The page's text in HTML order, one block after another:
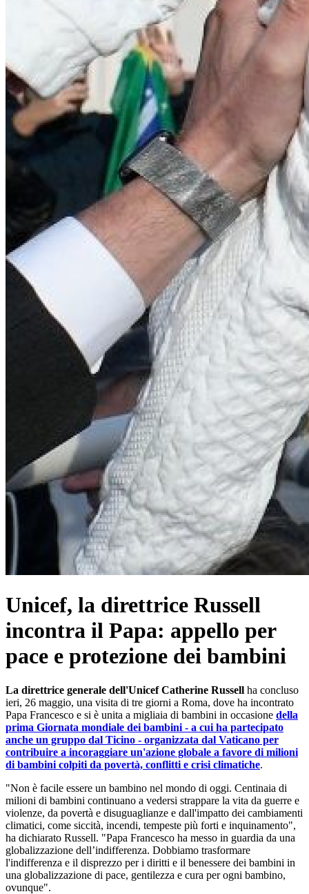
Unicef, la direttrice Russell
incontra il Papa: appello per
pace e protezione dei bambini
La direttrice generale dell'Unicef Catherine Russell ha concluso
ieri, 26 maggio, una visita di tre giorni a Roma, dove ha incontrato
Papa Francesco e si è unita a migliaia di bambini in occasione della
prima Giornata mondiale dei bambini - a cui ha partecipato
anche un gruppo dal Ticino - organizzata dal Vaticano per
contribuire a incoraggiare un'azione globale a favore di milioni
di bambini colpiti da povertà, conflitti e crisi climatiche.
"Non è facile essere un bambino nel mondo di oggi. Centinaia di
milioni di bambini continuano a vedersi strappare la vita da guerre e
violenze, da povertà e disuguaglianze e dall'impatto dei cambiamenti
climatici, come siccità, incendi, tempeste più forti e inquinamento",
ha dichiarato Russell. "Papa Francesco ha messo in guardia da una
globalizzazione dell’indifferenza. Dobbiamo trasformare
l'indifferenza e il disprezzo per i diritti e il benessere dei bambini in
una globalizzazione di pace, gentilezza e cura per ogni bambino,
ovunque".